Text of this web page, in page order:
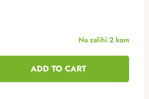
Na zalihi 2 kom
ADD TO CART